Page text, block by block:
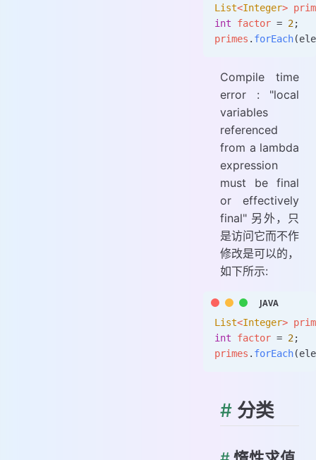
List<Integer>
int factor = 2;
primes . forEach
Compile time
error : "local
variables
referenced
from a lambda
expression
must be final
or effectively
final" 另外，只
是访问它而不作
修改是可以的，
如下所示:
List<Integer>
int factor = 2;
primes . forEach
# 分类